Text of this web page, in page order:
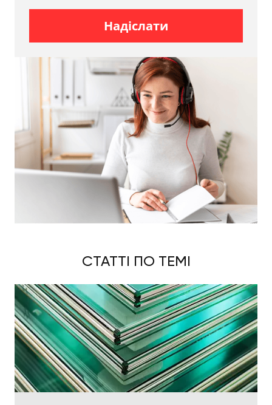
моделей без рами. Машина при цьому може
використовуватися та сама, піраміда
ЧОМУ ВАРТО
СПІВПРАЦЮВАТИ З
НАМИ?
Успішне транспортування будь-якого вантажу
можливе шляхом відповідального підходу до
поставленого завдання. Вам необхідно лише
зв'язатися з оператором для уточнення обсягу
робіт, адреси навантаження та адреси доставки.
Оптимальний маршрут транспортування буде
складено нашими фахівцями.
потреби транспортування нестандартного
нестандартної форми або габаритів. У такому
випадку просто підбирається відповідний
транспорт і використовується необхідне
кріплення, яке міцно утримаєкрихкий виріб
протягом усього шляху. Насправді ви зможете
викликати вантажівку для доставки вантажу не
тільки до Києва, а й до довколишніх районів.
Просто обговоріть подібні можливості з
операторами нашої фірми.
Надіслати
СТАТТІ ПО ТЕМІ